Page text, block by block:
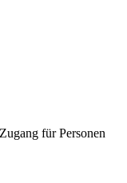
für Personen